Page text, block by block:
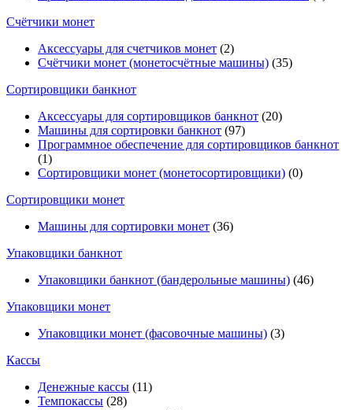
Счётчики монет
Аксессуары для счетчиков монет (2)
Счётчики монет (монетосчётные машины) (35)
Cортировщики банкнот
Аксессуары для сортировщиков банкнот (20)
Машины для сортировки банкнот (97)
Программное обеспечение для сортировщиков банкнот
(1)
Сортировщики монет (монетосортировщики) (0)
Сортировщики монет
Машины для сортировки монет (36)
Упаковщики банкнот
Упаковщики банкнот (бандерольные машины) (46)
Упаковщики монет
Упаковщики монет (фасовочные машины) (3)
Кассы
Денежные кассы (11)
Темпокассы (28)